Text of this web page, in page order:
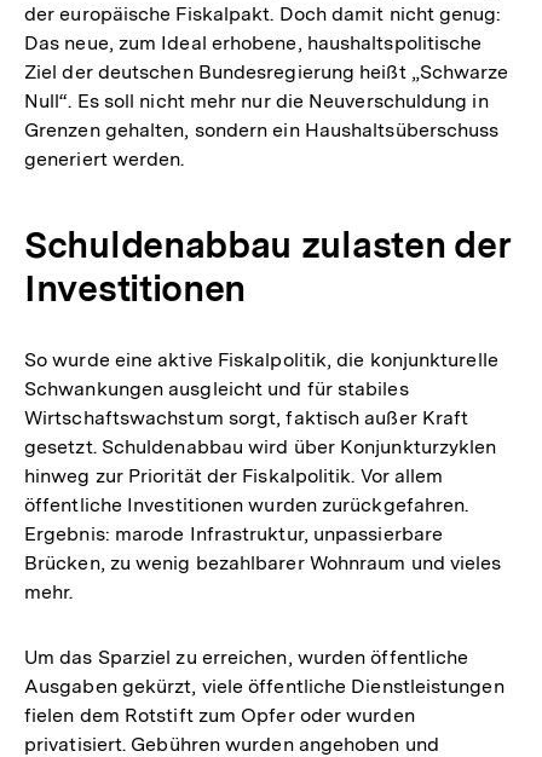
der europäische Fiskalpakt. Doch damit nicht genug:
Das neue, zum Ideal erhobene, haushaltspolitische
Ziel der deutschen Bundesregierung heißt „Schwarze
Null“. Es soll nicht mehr nur die Neuverschuldung in
Grenzen gehalten, sondern ein Haushaltsüberschuss
generiert werden.
Schuldenabbau zulasten der
Investitionen
So wurde eine aktive Fiskalpolitik, die konjunkturelle
Schwankungen ausgleicht und für stabiles
Wirtschaftswachstum sorgt, faktisch außer Kraft
gesetzt. Schuldenabbau wird über Konjunkturzyklen
hinweg zur Priorität der Fiskalpolitik. Vor allem
öffentliche Investitionen wurden zurückgefahren.
Ergebnis: marode Infrastruktur, unpassierbare
Brücken, zu wenig bezahlbarer Wohnraum und vieles
mehr.
Um das Sparziel zu erreichen, wurden öffentliche
Ausgaben gekürzt, viele öffentliche Dienstleistungen
fielen dem Rotstift zum Opfer oder wurden
privatisiert. Gebühren wurden angehoben und